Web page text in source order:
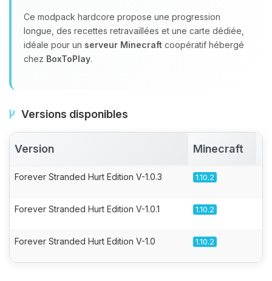
Ce modpack hardcore propose une progression
longue, des recettes retravaillées et une carte dédiée,
idéale pour un serveur Minecraft coopératif hébergé
chez BoxToPlay.
Versions disponibles
Version Minecraft
Forever Stranded Hurt Edition V-1.0.3 1.10.2
Forever Stranded Hurt Edition V-1.0.1 1.10.2
Forever Stranded Hurt Edition V-1.0 1.10.2